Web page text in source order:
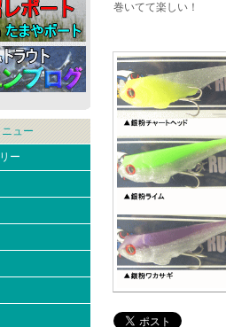
ュー
ー
巻いてて楽しい！